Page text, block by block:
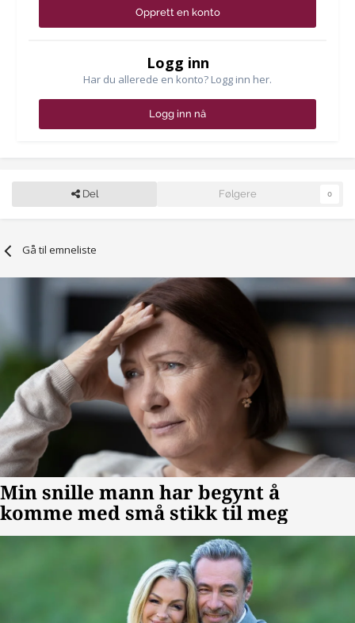
Opprett en konto
Logg inn
Har du allerede en konto? Logg inn her.
Logg inn nå
Del Følgere 0
Gå til emneliste